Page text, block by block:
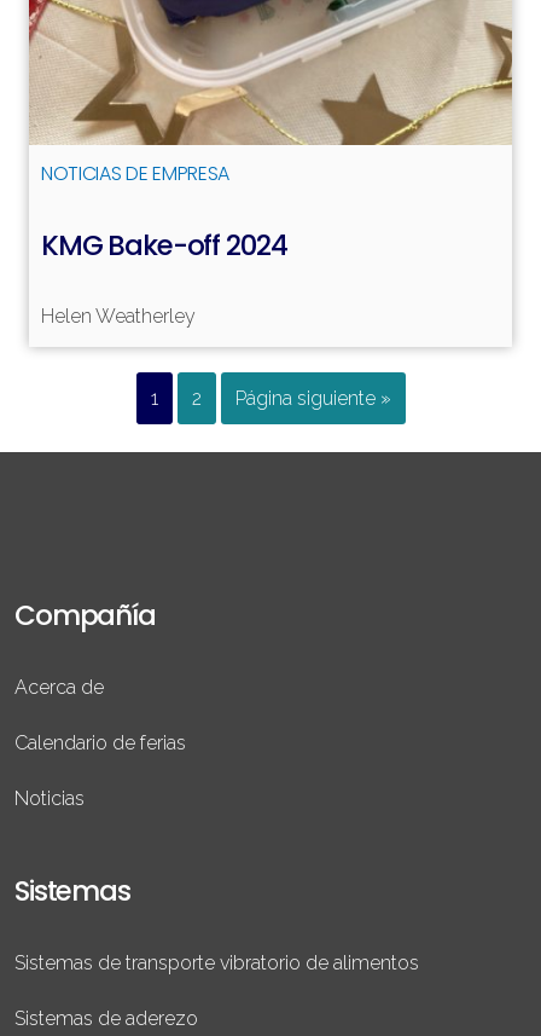
NOTICIAS DE EMPRESA
KMG Bake-off 2024
Helen Weatherley
1 2 Página siguiente »
Compañía
Acerca de
Calendario de ferias
Noticias
Sistemas
Sistemas de transporte vibratorio de alimentos
Sistemas de aderezo